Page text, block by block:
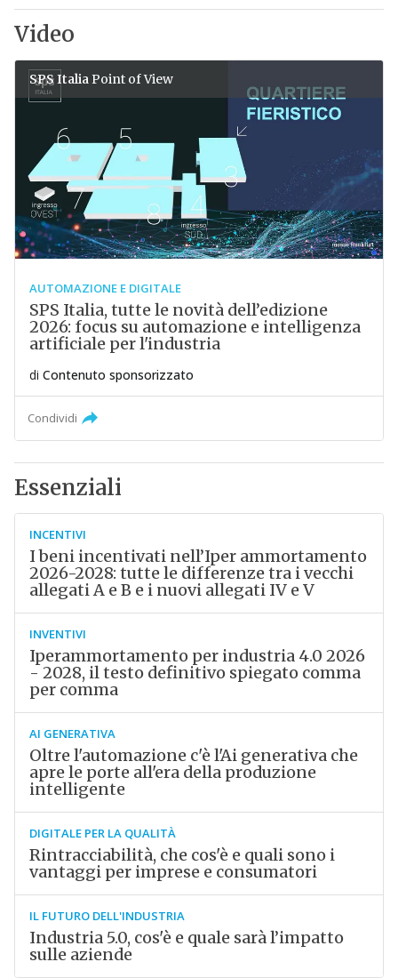
Video
SPS ItaliaPoint of View
AUTOMAZIONE E DIGITALE
SPS Italia, tutte le novità dell’edizione
2026: focus su automazione e intelligenza
artificiale per l'industria
di Contenuto sponsorizzato
Condividi
Essenziali
INCENTIVI
I beni incentivati nell’Iper ammortamento
2026-2028: tutte le differenze tra i vecchi
allegati A e B e i nuovi allegati IV e V
INVENTIVI
Iperammortamento per industria 4.0 2026
- 2028, il testo definitivo spiegato comma
per comma
AI GENERATIVA
Oltre l'automazione c'è l'Ai generativa che
apre le porte all'era della produzione
intelligente
DIGITALE PER LA QUALITÀ
Rintracciabilità, che cos'è e quali sono i
vantaggi per imprese e consumatori
IL FUTURO DELL'INDUSTRIA
Industria 5.0, cos'è e quale sarà l’impatto
sulle aziende